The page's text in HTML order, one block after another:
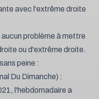
avec l'extrême droite
problème à mettre
ou d'extrême droite.
peine :
Du Dimanche) :
l'hebdomadaire a